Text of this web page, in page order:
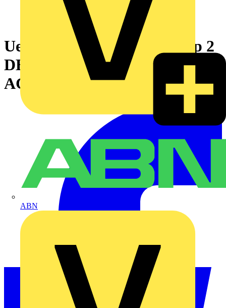
ABN
Ueberspannungsableiter Typ 2
DEHNguard S 1-polig Uc 275V
AC